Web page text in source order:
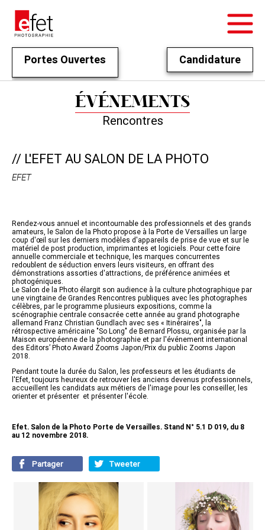
Portes Ouvertes Candidature
ÉVÉNEMENTS
Rencontres
// L'EFET AU SALON DE LA PHOTO
EFET
Rendez-vous annuel et incontournable des professionnels et des grands
amateurs, le Salon de la Photo propose à la Porte de Versailles un large
coup d'œil sur les derniers modèles d'appareils de prise de vue et sur le
matériel de post production, imprimantes et logiciels. Pour cette foire
annuelle commerciale et technique, les marques concurrentes
redoublent de séduction envers leurs visiteurs, en offrant des
démonstrations assorties d'attractions, de préférence animées et
photogéniques.
Le Salon de la Photo élargit son audience à la culture photographique par
une vingtaine de Grandes Rencontres publiques avec les photographes
célèbres, par le programme plusieurs expositions, comme la
scénographie centrale consacrée cette année au grand photographe
allemand Franz Christian Gundlach avec ses « Itinéraires", la
rétrospective américaine "So Long" de Bernard Plossu, organisée par la
Maison européenne de la photographie et par l'événement international
des Editors’ Photo Award Zooms Japon/Prix du public Zooms Japon
2018.
Pendant toute la durée du Salon, les professeurs et les étudiants de
l'Efet, toujours heureux de retrouver les anciens devenus professionnels,
accueillent les candidats aux métiers de l'image pour les conseiller, les
orienter et présenter et présenter l'école.
Efet. Salon de la Photo Porte de Versailles. Stand N° 5.1 D 019, du 8
au 12 novembre 2018.
Partager Tweeter